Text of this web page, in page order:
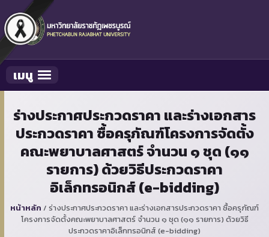
Toggle navigation
เมนู
ร่างประกาศประกวดราคา และร่างเอกสาร
ประกวดราคา ซื้อครุภัณฑ์โครงการจัดตั้ง
คณะพยาบาลศาสตร์ จำนวน ๑ ชุด (๑๑
รายการ) ด้วยวิธีประกวดราคา
อิเล็กทรอนิกส์ (e-bidding)
หน้าหลัก / ร่างประกาศประกวดราคา และร่างเอกสารประกวดราคา ซื้อครุภัณฑ์
โครงการจัดตั้งคณะพยาบาลศาสตร์ จำนวน ๑ ชุด (๑๑ รายการ) ด้วยวิธี
ประกวดราคาอิเล็กทรอนิกส์ (e-bidding)